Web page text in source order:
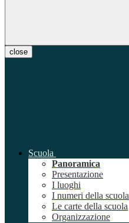
close
Scuola
Panoramica
Presentazione
I luoghi
I numeri della scuola
Le carte della scuola
Organizzazione